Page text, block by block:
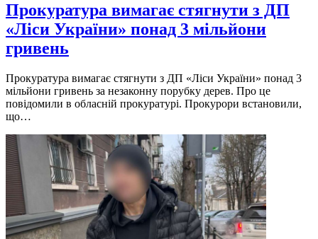
Прокуратура вимагає стягнути з ДП
«Ліси України» понад 3 мільйони
гривень
Прокуратура вимагає стягнути з ДП «Ліси України» понад 3
мільйони гривень за незаконну порубку дерев. Про це
повідомили в обласній прокуратурі. Прокурори встановили,
що…